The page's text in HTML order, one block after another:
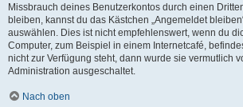
Missbrauch deines Benutzerkontos durch einen
bleiben, kannst du das Kästchen „Angemeldet
auswählen. Dies ist nicht empfehlenswert, wenn du
Computer, zum Beispiel in einem Internetcafé,
nicht zur Verfügung steht, dann wurde sie vermutlich
Administration ausgeschaltet.
Nach oben